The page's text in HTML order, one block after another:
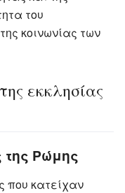
του
κοινωνίας των
εκκλησίας
της Ρώμης
που κατείχαν